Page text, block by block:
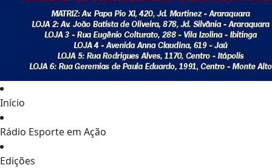
Início
Rádio Esporte em Ação
Edições